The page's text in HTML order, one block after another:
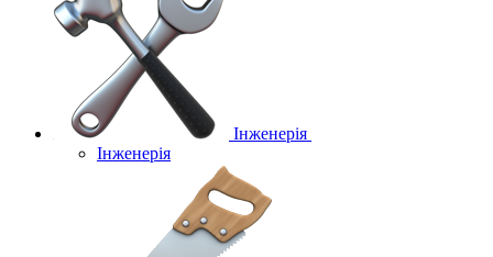
Інженерія
Інженерія